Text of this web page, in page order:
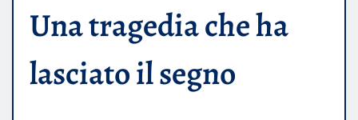
Una tragedia che ha
lasciato il segno